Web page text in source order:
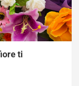
ti